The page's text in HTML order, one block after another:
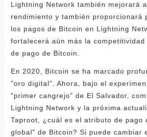
Lightning Network también mejorará
rendimiento y también proporcionará
los pagos de Bitcoin en Lightning
fortalecerá aún más la
de pago de Bitcoin.
En 2020, Bitcoin se ha marcado
"oro digital". Ahora, bajo el
"primer cangrejo" de El Salvador,
Lightning Network y la próxima
Taproot, ¿cuál es el atributo de pago
global" de Bitcoin? Si puede cambiar